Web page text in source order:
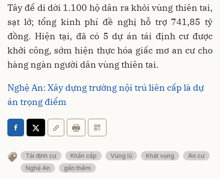
Tây để di dời 1.100 hộ dân ra khỏi vùng thiên tai,
sạt lở; tổng kinh phí đề nghị hỗ trợ 741,85 tỷ
đồng. Hiện tại, đã có 5 dự án tái định cư được
khởi công, sớm hiện thực hóa giấc mơ an cư cho
hàng ngàn người dân vùng thiên tai.
Nghệ An: Xây dựng trường nội trú liên cấp là dự
án trọng điểm
Tái định cư Khẩn cấp Vùng lũ Khát vọng
An cư
Nghệ An
gần thêm